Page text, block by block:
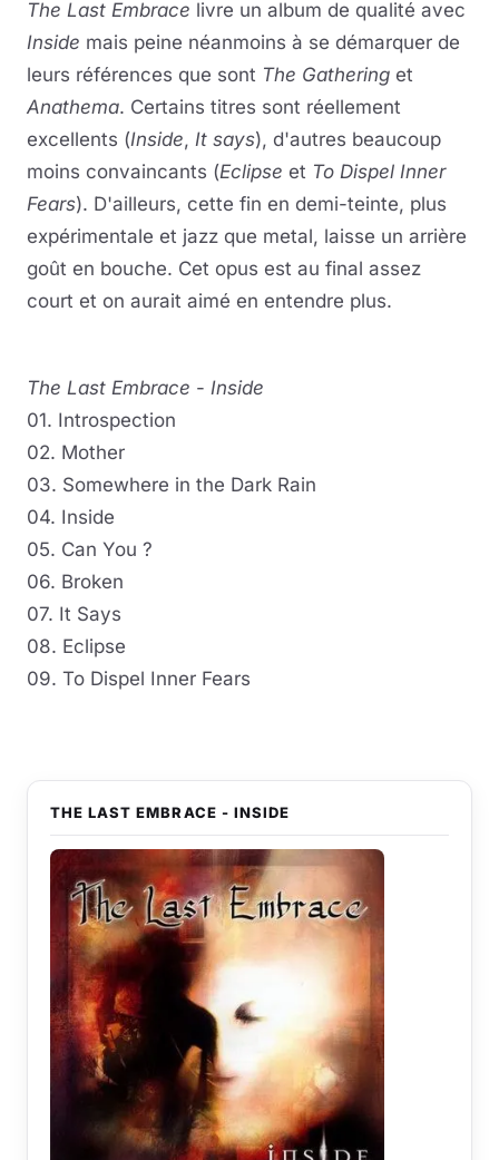
The Last Embrace livre un album de qualité avec
Inside mais peine néanmoins à se démarquer de
leurs références que sont The Gathering et
Anathema. Certains titres sont réellement
excellents (Inside, It says), d'autres beaucoup
moins convaincants (Eclipse et To Dispel Inner
Fears). D'ailleurs, cette fin en demi-teinte, plus
expérimentale et jazz que metal, laisse un arrière
goût en bouche. Cet opus est au final assez
court et on aurait aimé en entendre plus.
The Last Embrace - Inside
01. Introspection
02. Mother
03. Somewhere in the Dark Rain
04. Inside
05. Can You ?
06. Broken
07. It Says
08. Eclipse
09. To Dispel Inner Fears
THE LAST EMBRACE - INSIDE